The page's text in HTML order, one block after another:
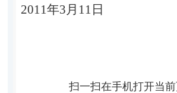
2011年3月11日
扫一扫在手机打开当